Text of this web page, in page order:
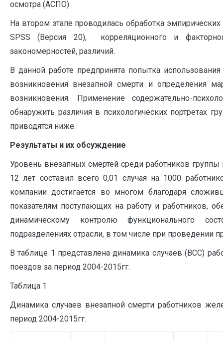
осмотра (АСПО).
На втором этапе проводилась обработка
SPSS (Версия 20), корреляционного и
закономерностей, различий.
В данной работе предпринята попытка
возникновения внезапной смерти и определения
возникновения. Применение содержательно-
обнаружить различия в психологических портретах
приводятся ниже.
Результаты и их обсуждение
Уровень внезапных смертей среди работников
12 лет составил всего 0,01 случая на 1000
компании достигается во многом благодаря
показателям поступающих на работу и работников,
динамическому контролю функционального
подразделениях отрасли, в том числе при
В таблице 1 представлена динамика случаев (ВСС)
поездов за период 2004-2015гг.
Таблица 1
Динамика случаев внезапной смерти работников
период 2004-2015гг.